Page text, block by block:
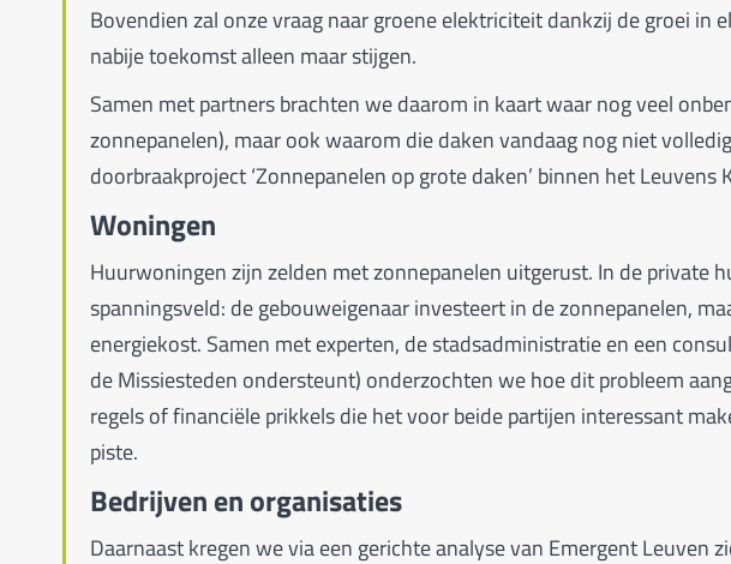
Bovendien zal onze vraag naar groene elektriciteit dankzij de groei in
nabije toekomst alleen maar stijgen.
Samen met partners brachten we daarom in kaart waar nog veel
zonnepanelen), maar ook waarom die daken vandaag nog niet
doorbraakproject ‘Zonnepanelen op grote daken’ binnen het Leuvens
Woningen
Huurwoningen zijn zelden met zonnepanelen uitgerust. In de private
spanningsveld: de gebouweigenaar investeert in de zonnepanelen,
energiekost. Samen met experten, de stadsadministratie en een
de Missiesteden ondersteunt) onderzochten we hoe dit probleem
regels of financiële prikkels die het voor beide partijen interessant
piste.
Bedrijven en organisaties
Daarnaast kregen we via een gerichte analyse van Emergent Leuven